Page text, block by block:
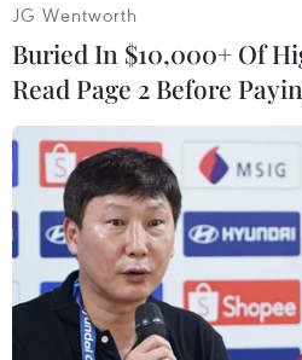
#Liên đoàn Bóng đá Việt Nam
#Đội tuyển U23 Việt Nam
JG Wentworth
Buried In $10,000+ Of
Read Page 2 Before